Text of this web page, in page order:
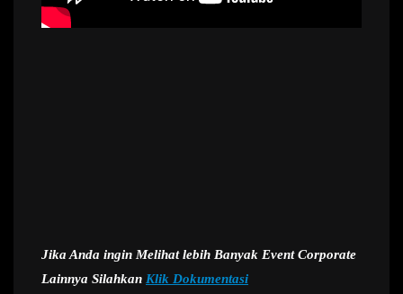
Jika Anda ingin Melihat lebih Banyak Event Corporate
Lainnya Silahkan Klik Dokumentasi